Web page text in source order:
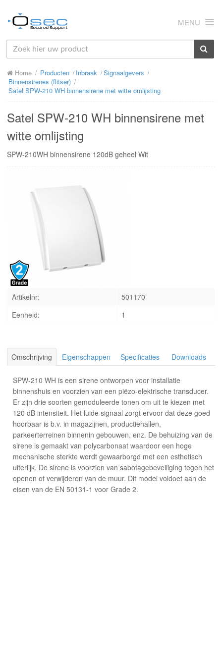
MENU
HOME
OVER ONS
PRODUCTEN
SUPPORT
RMA
CONTACT
INLOGGEN
Home Producten Inbraak
Signaalgevers
Binnensirenes (flitser)
Satel SPW-210 WH binnensirene met witte omlijsting
Satel SPW-210 WH binnensirene met
witte omlijsting
SPW-210WH binnensirene 120dB geheel Wit
Artikelnr:
501170
Eenheid:
1
Omschrijving Eigenschappen Specificaties Downloads
SPW-210 WH is een sirene ontworpen voor installatie
binnenshuis en voorzien van een piëzo-elektrische transducer.
Er zijn drie soorten gemoduleerde tonen om uit te kiezen met
120 dB intensiteit. Het luide signaal zorgt ervoor dat deze goed
hoorbaar is b.v. in magazijnen, productiehallen,
parkeerterreinen binnenin gebouwen, enz. De behuizing van de
sirene is gemaakt van polycarbonaat waardoor een hoge
mechanische sterkte wordt gewaarborgd met een esthetisch
uiterlijk. De sirene is voorzien van sabotagebeveiliging tegen het
openen of verwijderen van de muur. Dit model voldoet aan de
eisen van de EN 50131-1 voor Grade 2.